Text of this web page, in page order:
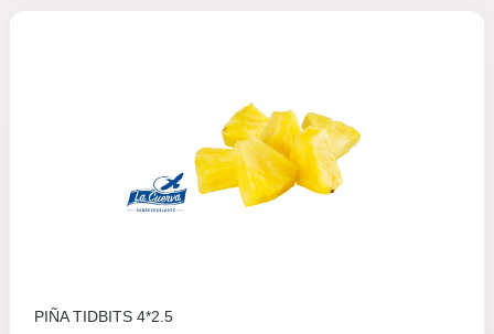
PIÑA TIDBITS 4*2.5